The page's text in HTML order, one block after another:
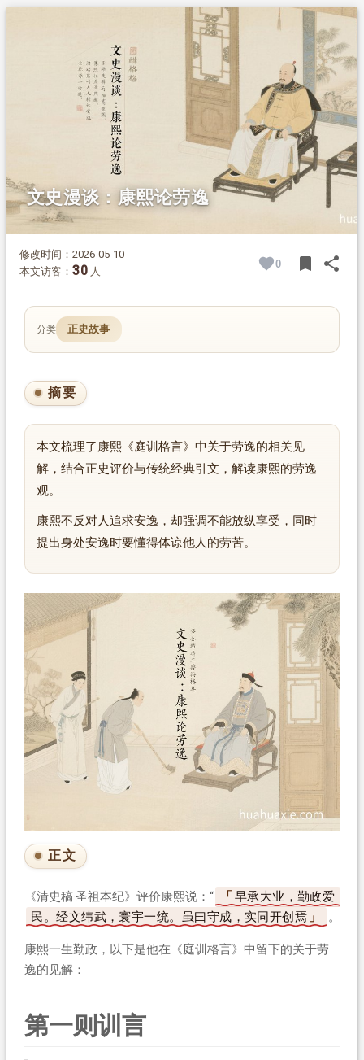
第一则训言
2.1.1. 白话翻译：
第二则训言
2.2.1. 白话翻译：
文史漫谈：康熙论劳逸
修改时间：2026-05-10
本文访客： 30 人
0 bookmark share
分类 正史故事
摘要
本文梳理了康熙《庭训格言》中关于劳逸的相关见
解，结合正史评价与传统经典引文，解读康熙的劳逸
观。
康熙不反对人追求安逸，却强调不能放纵享受，同时
提出身处安逸时要懂得体谅他人的劳苦。
正文
《清史稿·圣祖本纪》评价康熙说：“
早承大业，勤政爱
民。经文纬武，寰宇一统。虽曰守成，实同开创焉
。”
康熙一生勤政，以下是他在《庭训格言》中留下的关于劳
逸的见解：
第一则训言